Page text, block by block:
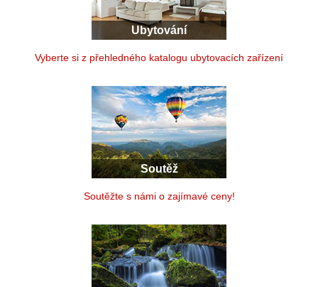
Ubytování
Vyberte si z přehledného katalogu ubytovacích zařízení
Soutěž
Soutěžte s námi o zajímavé ceny!